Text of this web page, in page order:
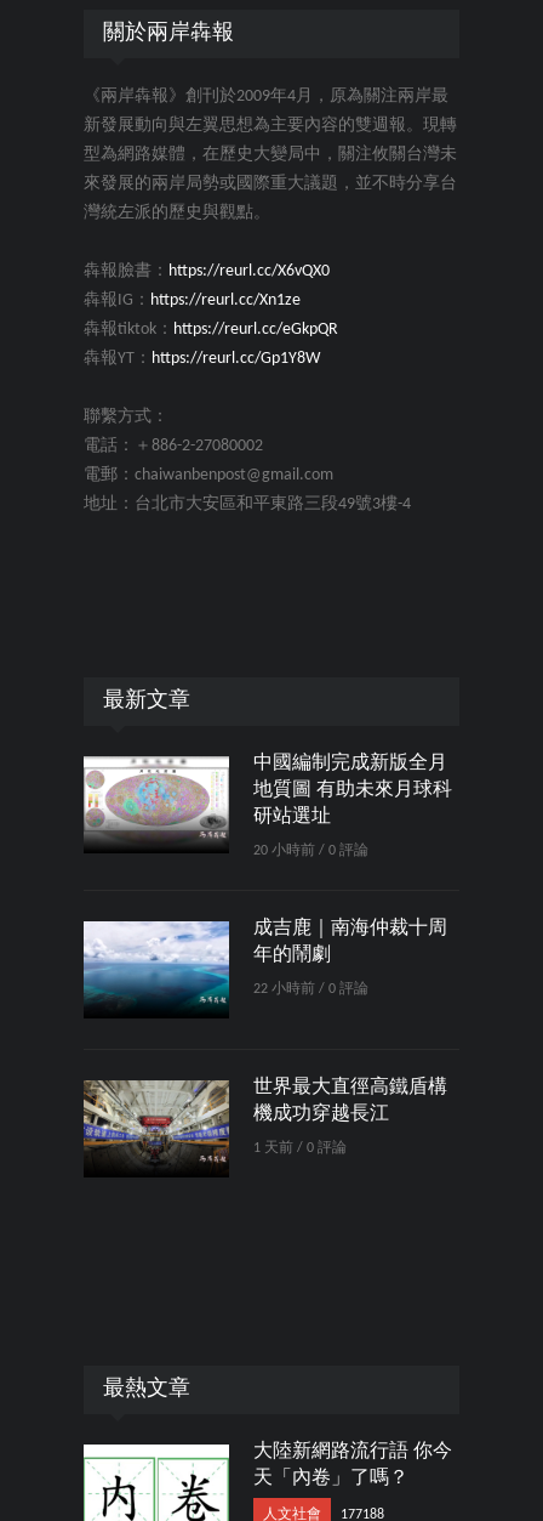
關於兩岸犇報
《兩岸犇報》創刊於2009年4月，原為關注兩岸最
新發展動向與左翼思想為主要內容的雙週報。現轉
型為網路媒體，在歷史大變局中，關注攸關台灣未
來發展的兩岸局勢或國際重大議題，並不時分享台
灣統左派的歷史與觀點。
犇報臉書： https://reurl.cc/X6vQX0
犇報IG： https://reurl.cc/Xn1ze
犇報tiktok： https://reurl.cc/eGkpQR
犇報YT： https://reurl.cc/Gp1Y8W
聯繫方式：
電話：＋886-2-27080002
電郵：chaiwanbenpost@gmail.com
地址：台北市大安區和平東路三段49號3樓-4
最新文章
中國編制完成新版全月
地質圖 有助未來月球科
研站選址
20 小時前 / 0 評論
成吉鹿｜南海仲裁十周
年的鬧劇
22 小時前 / 0 評論
世界最大直徑高鐵盾構
機成功穿越長江
1 天前 / 0 評論
最熱文章
大陸新網路流行語 你今
天「內卷」了嗎？
人文社會 177188